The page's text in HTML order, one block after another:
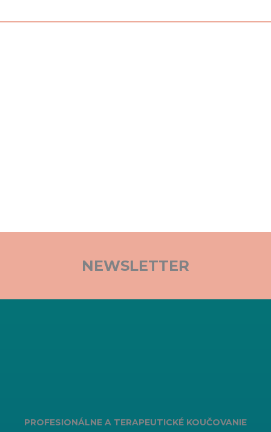
NEWSLETTER
PROFESIONÁLNE A TERAPEUTICKÉ KOUČOVANIE